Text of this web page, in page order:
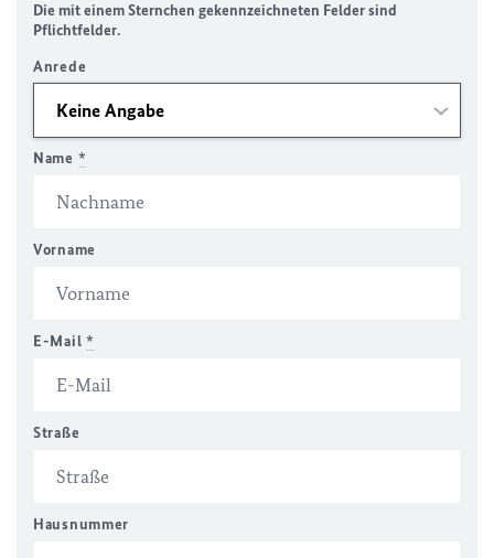
Die mit einem Sternchen gekennzeichneten Felder sind
Pflichtfelder.
Anrede
Name *
Vorname
E-Mail *
Straße
Hausnummer